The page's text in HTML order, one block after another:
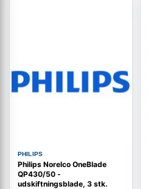
PHILIPS
Philips Norelco OneBlade
QP430/50 -
udskiftningsblade, 3 stk.